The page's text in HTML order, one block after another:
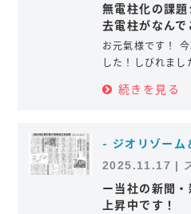
無電柱化の課
去電柱がなん
お元氣様です！
した！しびれま
続きを見る
- ジオリゾーム
2025.11.17 |
ー当社の新聞
上昇中です！